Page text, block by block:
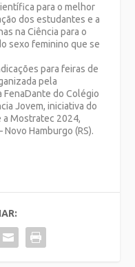
para o melhor
dos estudantes e a
na Ciência para o
sexo feminino que se
para feiras de
pela
FenaDante do Colégio
Jovem, iniciativa do
a Mostratec 2024,
Hamburgo (RS).